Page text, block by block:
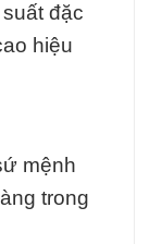
đặc
hiệu
mệnh
trong